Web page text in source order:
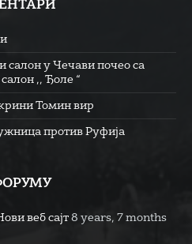
салон у Чечави почео са
,, Ђоле “
Томин вир
против Руфија
веб сајт 8 years, 7 months